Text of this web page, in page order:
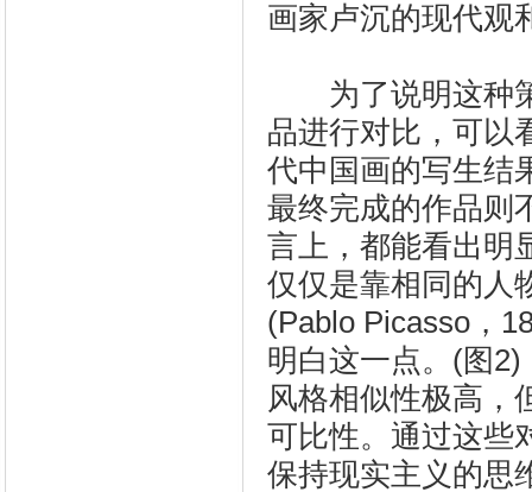
画家卢沉的现代观
为了说明这种策
品进行对比，可以
代中国画的写生结
最终完成的作品则
言上，都能看出明
仅仅是靠相同的人
(Pablo Picasso，
明白这一点。(图
风格相似性极高，
可比性。通过这些
保持现实主义的思